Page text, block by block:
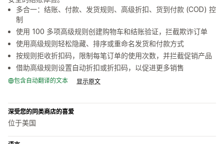
多合一：结账、付款、发货规则、高级折扣、货到付款 (COD) 控
制
使用 100 多项高级规则创建购物车和结账验证，拦截欺诈订单
使用高级规则轻松隐藏、排序或重命名发货和付款方式
按规则拒收折扣码，限制每笔订单的使用次数，并拦截促销产品
借助高级规则设置自动折扣或折扣码，以促进更多销售
包含自动翻译的文本 显示原文
深受您的同类商店的喜爱
位于美国